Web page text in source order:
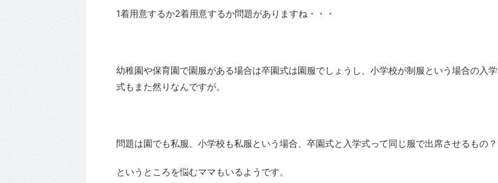
1着用意するか2着用意するか問題がありますね・・・
幼稚園や保育園で園服がある場合は卒園式は園服でしょうし、小学校が制服という場合の入学
式もまた然りなんですが。
問題は園でも私服、小学校も私服という場合、卒園式と入学式って同じ服で出席させるもの？
というところを悩むママもいるようです。